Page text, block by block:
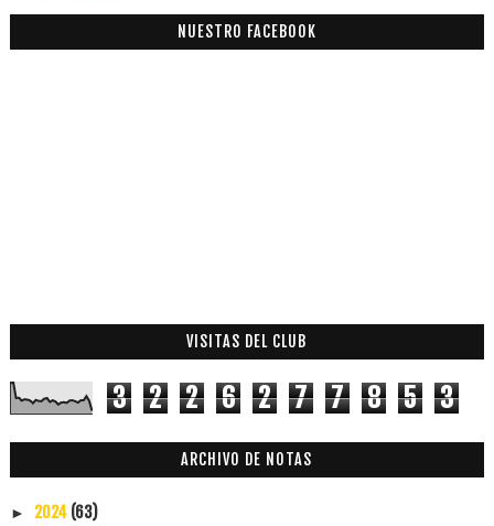
NUESTRO FACEBOOK
VISITAS DEL CLUB
3 2 2 6 2 7 7 8 5 3
ARCHIVO DE NOTAS
► 2024 (63)